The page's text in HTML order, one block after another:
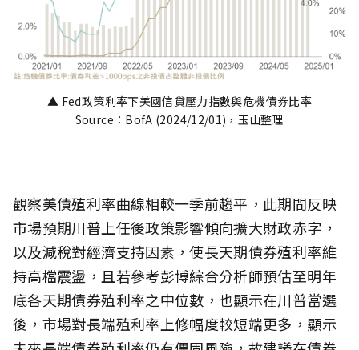
▲ Fed政策利率下美國信貸壓力指數與危機債券比率
Source：BofA (2024/12/01)，玉山整理
觀察美債殖利率曲線相較一季前趨平，此期間反映
市場預期川普上任後政策影響傾向擴大財政赤字，
以及減稅對經濟支持因素，使長天期債券殖利率維
持高檔震盪，且若參考彭博綜合分析師預估至明年
底各天期債券殖利率之中位數，也顯示在川普當選
後，市場對長端殖利率上修幅度較短端更多，顯示